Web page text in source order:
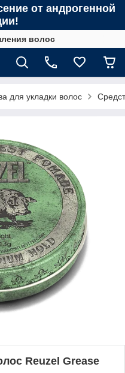
от андрогенной
волос
для укладки волос
Reuzel Grease